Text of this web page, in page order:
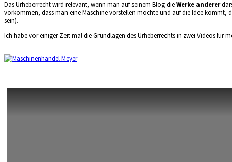
Das Urheberrecht wird relevant, wenn man auf seinem Blog dieWerke anderer
vorkommen, dass man eine Maschine vorstellen möchte und auf die Idee kommt,
sein).
Ich habe vor einiger Zeit mal die Grundlagen des Urheberrechts in zwei Videos für